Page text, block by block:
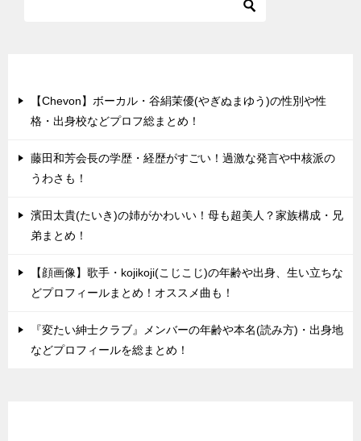
【Chevon】ボーカル・谷絹茉優(やぎぬまゆう)の性別や性
格・出身校などプロフ総まとめ！
藤田和芳会長の学歴・経歴がすごい！過激な発言や中核派の
うわさも！
濱田太貴(たいき)の姉がかわいい！母も超美人？家族構成・兄
弟まとめ！
【顔画像】歌手・kojikoji(こじこじ)の年齢や出身、生い立ちな
どプロフィールまとめ！オススメ曲も！
『変たい紳士クラブ』メンバーの年齢や本名(読み方)・出身地
などプロフィールを総まとめ！